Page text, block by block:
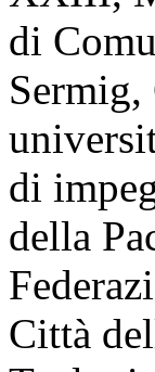
di
di
della
Città